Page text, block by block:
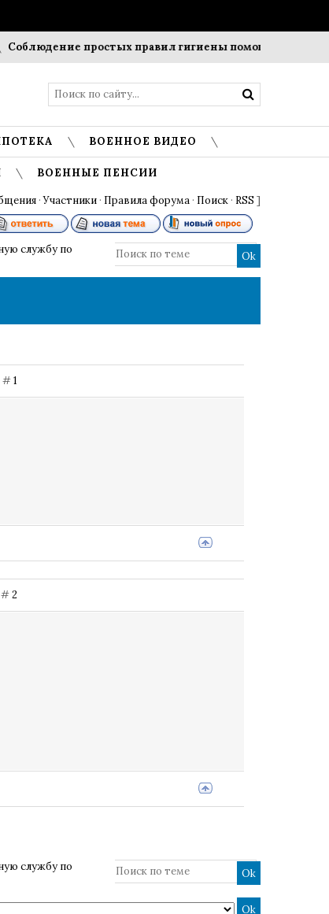
простых правил гигиены помогает
ВОЕННОЕ ВИДЕО
ВОЕННЫЕ ПЕНСИИ
·Участники · Правила форума · Поиск · RSS ]
службу по
#1
#2
службу по